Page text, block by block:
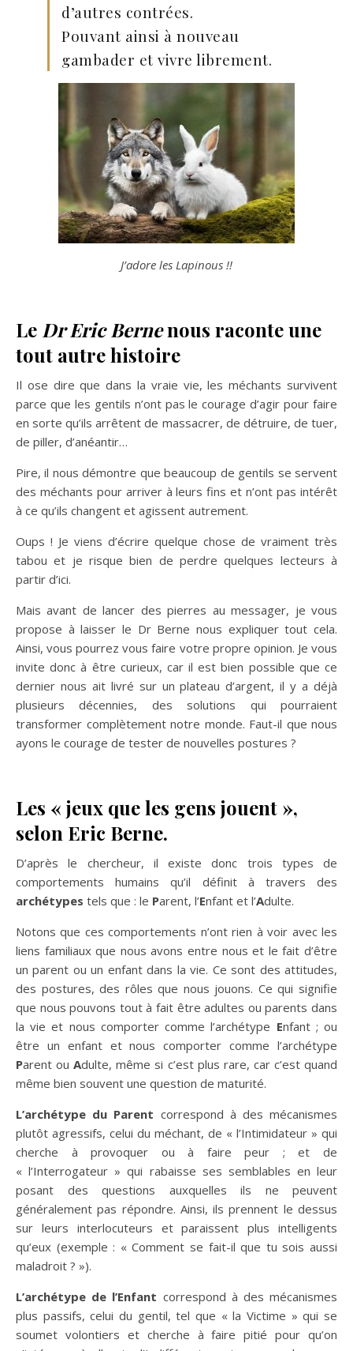
d’autres contrées.
Pouvant ainsi à nouveau
gambader et vivre librement.
J’adore les Lapinous !!
Le Dr Eric Bernenous raconte une
tout autre histoire
Il ose dire que dans la vraie vie, les méchants survivent
parce que les gentils n’ont pas le courage d’agir pour faire
en sorte qu’ils arrêtent de massacrer, de détruire, de tuer,
de piller, d’anéantir…
Pire, il nous démontre que beaucoup de gentils se servent
des méchants pour arriver à leurs fins et n’ont pas intérêt
à ce qu’ils changent et agissent autrement.
Oups ! Je viens d’écrire quelque chose de vraiment très
tabou et je risque bien de perdre quelques lecteurs à
partir d’ici.
Mais avant de lancer des pierres au messager, je vous
propose à laisser le Dr Berne nous expliquer tout cela.
Ainsi, vous pourrez vous faire votre propre opinion. Je vous
invite donc à être curieux, car il est bien possible que ce
dernier nous ait livré sur un plateau d’argent, il y a déjà
plusieurs décennies, des solutions qui pourraient
transformer complètement notre monde. Faut-il que nous
ayons le courage de tester de nouvelles postures ?
Les « jeux que les gens jouent »,
selon Eric Berne.
D’après le chercheur, il existe donc trois types de
comportements humains qu’il définit à travers des
archétypes tels que : le Parent, l’Enfant et l’Adulte.
Notons que ces comportements n’ont rien à voir avec les
liens familiaux que nous avons entre nous et le fait d’être
un parent ou un enfant dans la vie. Ce sont des attitudes,
des postures, des rôles que nous jouons. Ce qui signifie
que nous pouvons tout à fait être adultes ou parents dans
la vie et nous comporter comme l’archétype Enfant ; ou
être un enfant et nous comporter comme l’archétype
Parent ou Adulte, même si c’est plus rare, car c’est quand
même bien souvent une question de maturité.
L’archétype du Parent correspond à des mécanismes
plutôt agressifs, celui du méchant, de « l’Intimidateur » qui
cherche à provoquer ou à faire peur ; et de
« l’Interrogateur » qui rabaisse ses semblables en leur
posant des questions auxquelles ils ne peuvent
généralement pas répondre. Ainsi, ils prennent le dessus
sur leurs interlocuteurs et paraissent plus intelligents
qu’eux (exemple : « Comment se fait-il que tu sois aussi
maladroit ? »).
L’archétype de l’Enfant correspond à des mécanismes
plus passifs, celui du gentil, tel que « la Victime » qui se
soumet volontiers et cherche à faire pitié pour qu’on